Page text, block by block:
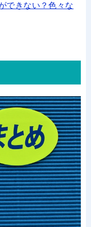
できない？色々な